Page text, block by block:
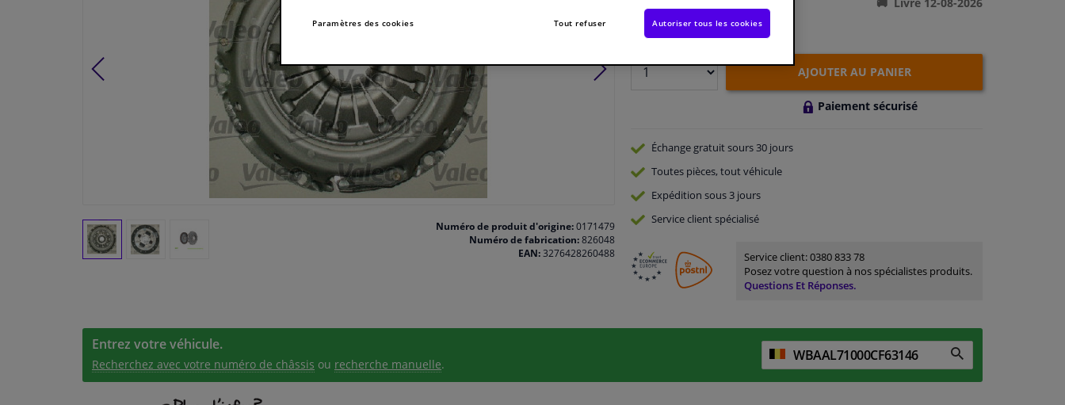
Numéro de produit d'origine:0171479
Numéro de fabrication:826048
EAN:3276428260488
En stock
Nombre:
AJOUTER AU PANIER
Paiement sécurisé
Échange gratuitsours 30 jours
Toutes pièces, tout véhicule
Expédition sous 3 jours
Serviceclient spécialisé
Service client:0380 833 78
Posez votre question à nos spécialistes produits.
Questions Et Réponses.
Entrez votre véhicule.
Recherchez avec votre numéro de châssis ou recherche manuelle.
Paramètres des cookies Tout refuser Autoriser tous les cookies